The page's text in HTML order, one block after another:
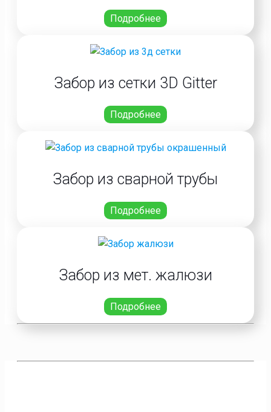
Подробнее
Забор из сетки 3D Gitter
Подробнее
Забор из сварной трубы
Подробнее
Забор из мет. жалюзи
Подробнее